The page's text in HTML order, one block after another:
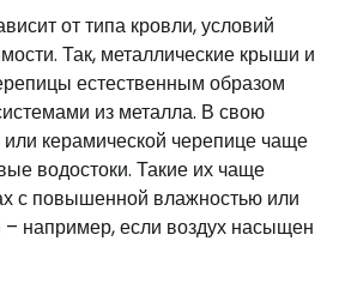
от типа кровли, условий
Так, металлические крыши и
естественным образом
из металла. В свою
или керамической черепице чаще
водостоки. Такие их чаще
с повышенной влажностью или
– например, если воздух насыщен